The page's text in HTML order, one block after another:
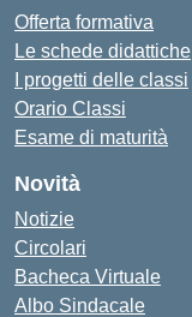
Offerta formativa
Le schede didattiche
I progetti delle classi
Orario Classi
Esame di maturità
Novità
Notizie
Circolari
Bacheca Virtuale
Albo Sindacale